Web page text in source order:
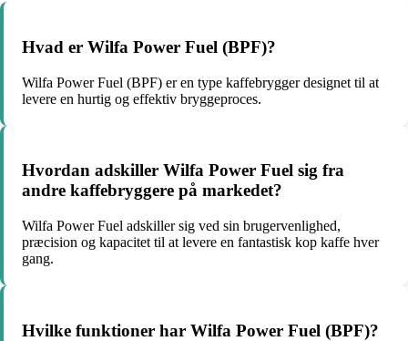
Hvad er Wilfa Power Fuel (BPF)?
Wilfa Power Fuel (BPF) er en type kaffebrygger designet til at
levere en hurtig og effektiv bryggeproces.
Hvordan adskiller Wilfa Power Fuel sig fra
andre kaffebryggere på markedet?
Wilfa Power Fuel adskiller sig ved sin brugervenlighed,
præcision og kapacitet til at levere en fantastisk kop kaffe hver
gang.
Hvilke funktioner har Wilfa Power Fuel (BPF)?